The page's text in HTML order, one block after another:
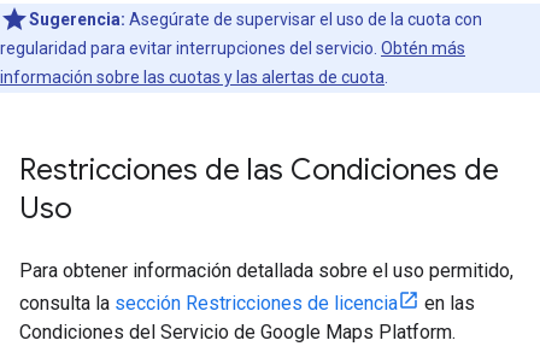
Sugerencia: Asegúrate de supervisar el uso de la cuota con
regularidad para evitar interrupciones del servicio. Obtén más
información sobre las cuotas y las alertas de cuota
Restricciones de las Condiciones de
Uso
Para obtener información detallada sobre el uso permitido,
consulta la sección Restricciones de licencia
en las
Condiciones del Servicio de Google Maps Platform.